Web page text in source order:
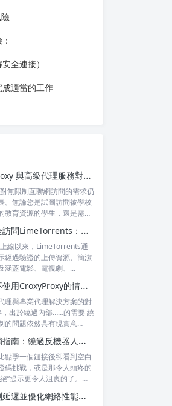
全連接）
適當的工作
4everproxy 與高級代理服務對比：速度、隱私和可靠性的比較
無限制互聯網訪問的需求仍
。無論您是試圖訪問被學校
教育資源的學生，還是需要
如何安全訪問LimeTorrents：使用家庭代理繞過封鎖
線以來，LimeTorrents通
經過驗證的上傳資源、簡潔
涵蓋電影、電視劇、...
如何在不使用CroxyProxy的情況下解鎖網站：熱門替代方案對比
理與專業代理解決方案的對
，出於繞過內部……的需要 繞
的問題依然具有現實意
網站解鎖指南：繞過反機器人系統並訪問被屏蔽的內容
點擊一個鏈接後卻看到空白
碼挑戰，或是那令人頭疼的
”提示更令人沮喪的了。無
如何檢測延遲並優化網絡性能，以提升遊戲和直播體驗